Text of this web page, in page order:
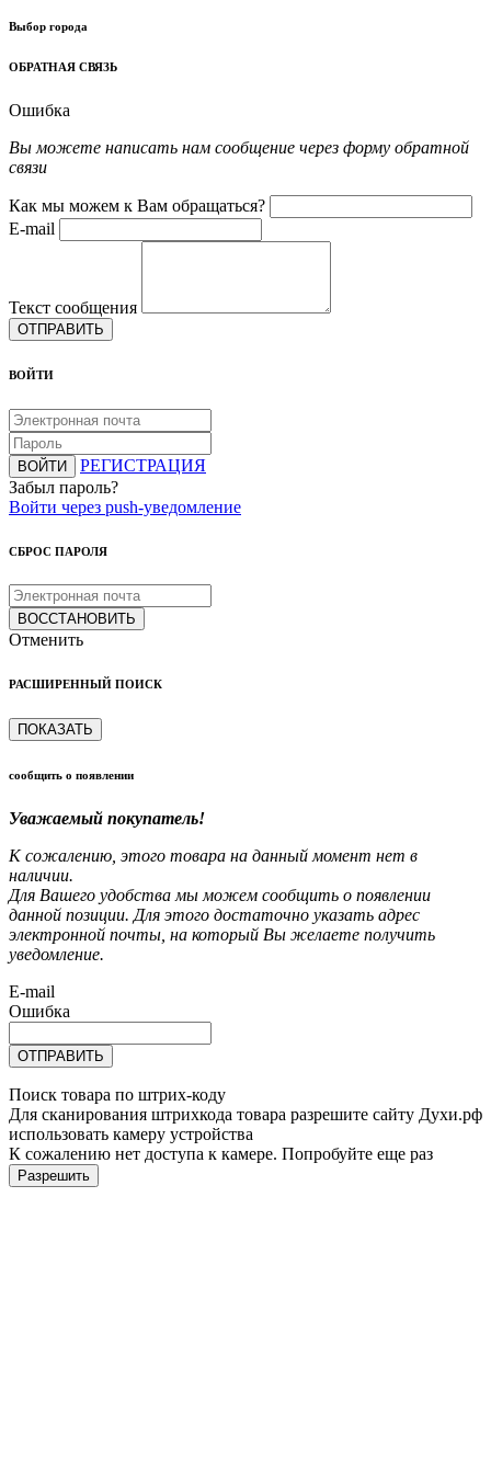
Выбор города
ОБРАТНАЯ СВЯЗЬ
Ошибка
Вы можете написать нам сообщение через форму обратной
связи
Как мы можем к Вам обращаться?
E-mail
Текст сообщения
ОТПРАВИТЬ
ВОЙТИ
ВОЙТИ
РЕГИСТРАЦИЯ
Забыл пароль?
Войти через push-уведомление
СБРОС ПАРОЛЯ
ВОССТАНОВИТЬ
Отменить
РАСШИРЕННЫЙ ПОИСК
ПОКАЗАТЬ
сообщить о появлении
Уважаемый покупатель!
К сожалению, этого товара на данный момент нет в
наличии.
Для Вашего удобства мы можем сообщить о появлении
данной позиции. Для этого достаточно указать адрес
электронной почты, на который Вы желаете получить
уведомление.
E-mail
Ошибка
ОТПРАВИТЬ
Поиск товара по штрих-коду
Для сканирования штрихкода товара разрешите сайту Духи.рф
использовать камеру устройства
К сожалению нет доступа к камере. Попробуйте еще раз
Разрешить